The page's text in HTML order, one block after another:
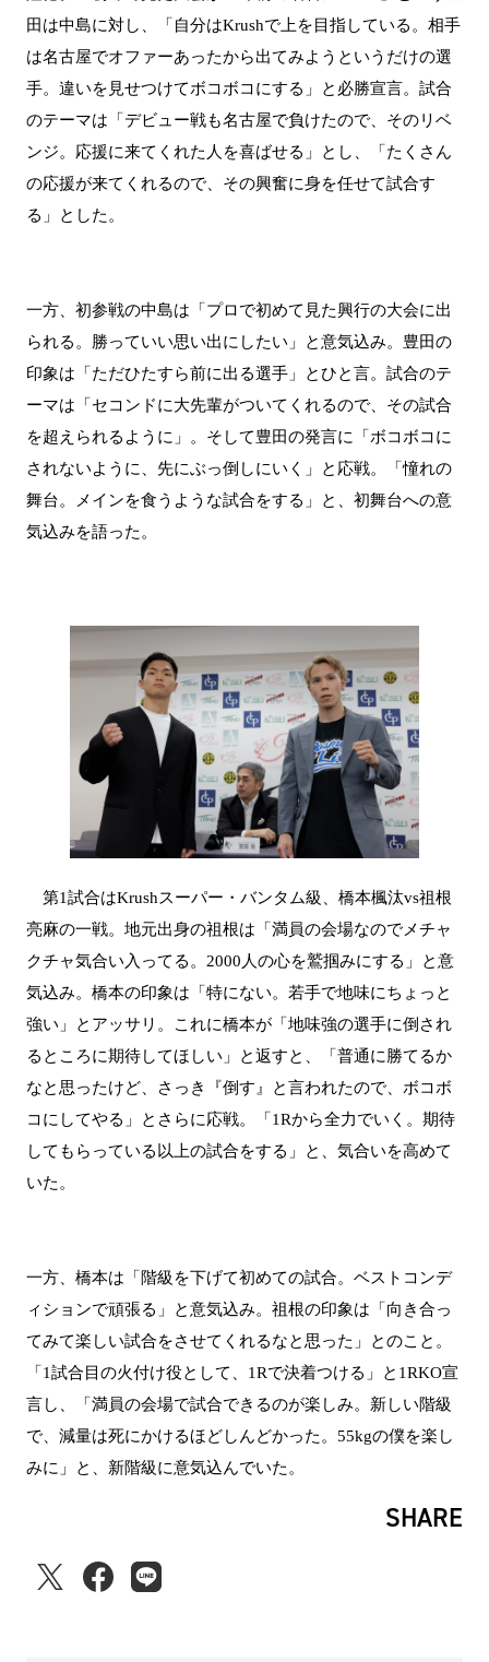
田は中島に対し、「自分はKrushで上を目指している。相手
は名古屋でオファーあったから出てみようというだけの選
手。違いを見せつけてボコボコにする」と必勝宣言。試合
のテーマは「デビュー戦も名古屋で負けたので、そのリベ
ンジ。応援に来てくれた人を喜ばせる」とし、「たくさん
の応援が来てくれるので、その興奮に身を任せて試合す
る」とした。
一方、初参戦の中島は「プロで初めて見た興行の大会に出
られる。勝っていい思い出にしたい」と意気込み。豊田の
印象は「ただひたすら前に出る選手」とひと言。試合のテ
ーマは「セコンドに大先輩がついてくれるので、その試合
を超えられるように」。そして豊田の発言に「ボコボコに
されないように、先にぶっ倒しにいく」と応戦。「憧れの
舞台。メインを食うような試合をする」と、初舞台への意
気込みを語った。
第1試合はKrushスーパー・バンタム級、橋本楓汰vs祖根
亮麻の一戦。地元出身の祖根は「満員の会場なのでメチャ
クチャ気合い入ってる。2000人の心を鷲掴みにする」と意
気込み。橋本の印象は「特にない。若手で地味にちょっと
強い」とアッサリ。これに橋本が「地味強の選手に倒され
るところに期待してほしい」と返すと、「普通に勝てるか
なと思ったけど、さっき『倒す』と言われたので、ボコボ
コにしてやる」とさらに応戦。「1Rから全力でいく。期待
してもらっている以上の試合をする」と、気合いを高めて
いた。
一方、橋本は「階級を下げて初めての試合。ベストコンデ
ィションで頑張る」と意気込み。祖根の印象は「向き合っ
てみて楽しい試合をさせてくれるなと思った」とのこと。
「1試合目の火付け役として、1Rで決着つける」と1RKO宣
言し、「満員の会場で試合できるのが楽しみ。新しい階級
で、減量は死にかけるほどしんどかった。55kgの僕を楽し
みに」と、新階級に意気込んでいた。
SHARE